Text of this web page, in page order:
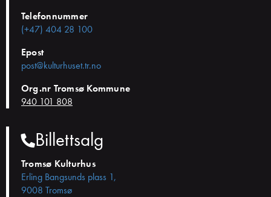
Telefonnummer
(+47) 404 28 100
Epost
post@kulturhuset.tr.no
Org.nr Tromsø Kommune
940 101 808
Billettsalg
Tromsø Kulturhus
Erling Bangsunds plass 1,
9008 Tromsø